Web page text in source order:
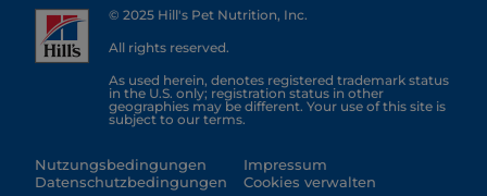
© 2025 Hill's Pet Nutrition, Inc.
All rights reserved.
As used herein, denotes registered trademark status
in the U.S. only; registration status in other
geographies may be different. Your use of this site is
subject to our terms.
Nutzungsbedingungen
Datenschutzbedingungen
Impressum
Cookies verwalten